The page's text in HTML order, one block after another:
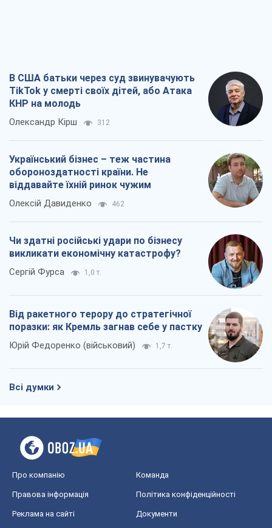
В США батьки через суд звинувачують
TikTok у смерті своїх дітей, або Атака
КНР на молодь
Олександр Кірш 312
Український бізнес – теж частина
обороноздатності країни. Не
віддавайте їхній ринок чужим
Олексій Давиденко 462
Чи здатні російські удари по бізнесу
викликати економічну катастрофу?
Сергій Фурса 1,0 т.
Від ракетного терору до стратегічної
поразки: як Кремль загнав себе у пастку
Юрій Федоренко (військовий) 1,7 т.
Всі думки
Про компанію Команда
Правова інформація Політика конфіденційності
Реклама на сайті Документи